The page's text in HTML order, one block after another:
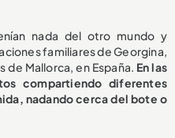
nada del otro mundo y
familiares de Georgina,
de Mallorca, en España. En las
compartiendo diferentes
nadando cerca del bote o